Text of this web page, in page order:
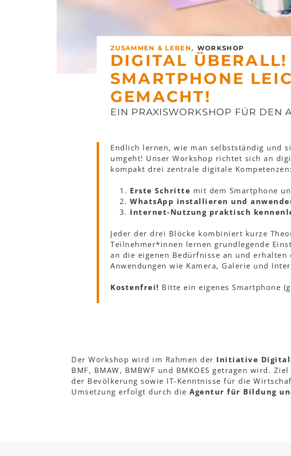
ZUSAMMEN & LEBEN, WORKSHOP
DIGITAL ÜBERALL!
SMARTPHONE
GEMACHT!
EIN PRAXISWORKSHOP FÜR DEN
Endlich lernen, wie man selbstständig und
umgeht! Unser Workshop richtet sich an
kompakt drei zentrale digitale Kompetenzen:
Erste Schritte mit dem Smartphone
WhatsApp installieren und
Internet-Nutzung praktisch
Jeder der drei Blöcke kombiniert kurze
Teilnehmer*innen lernen grundlegende
an die eigenen Bedürfnisse an und
Anwendungen wie Kamera, Galerie und
Kostenfrei! Bitte ein eigenes Smartphone
Der Workshop wird im Rahmen der Initiative
BMF, BMAW, BMBWF und BMKOES getragen wird.
der Bevölkerung sowie IT-Kenntnisse für die
Umsetzung erfolgt durch die Agentur für Bildung